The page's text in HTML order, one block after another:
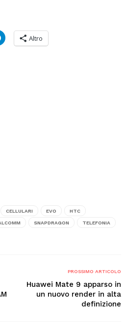
Altro
CELLULARI EVO HTC
SNAPDRAGON TELEFONIA
PROSSIMO ARTICOLO
Huawei Mate 9 apparso in
un nuovo render in alta
definizione